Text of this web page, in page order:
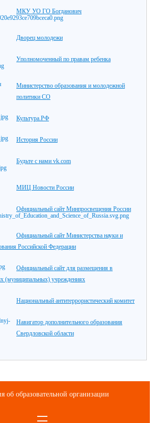
МКУ УО ГО Богданович
Дворец молодежи
Уполномоченный по правам ребенка
Министерство образования и молодежной
политики СО
Культура.РФ
История России
Будьте с нами vk.com
МИЦ Новости России
Официальный сайт Минпросвещения России
Официальный сайт Министерства науки и
Российской Федерации
Официальный сайт для размещения в
(муниципальных) учреждениях
Национальный антитеррористический комитет
Навигатор дополнительного образования
Свердловской области
об образовательной организации